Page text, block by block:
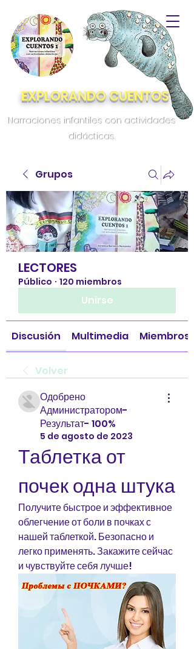
EXPLORANDO CUENTOS
Narraciones infantiles con actividades
didácticas.
Grupos
LECTORES
Público · 120 miembros
Unirse
Discusión Multimedia Miembros
Volver
Одобрено
Администратором-
Результат- 100%
5 de agosto de 2023
Таблетка от
почек одна штука
Получите быстрое и эффективное
облегчение от боли в почках с
нашей таблеткой. Безопасно и
легко применять. Закажите сейчас
и чувствуйте себя лучше!